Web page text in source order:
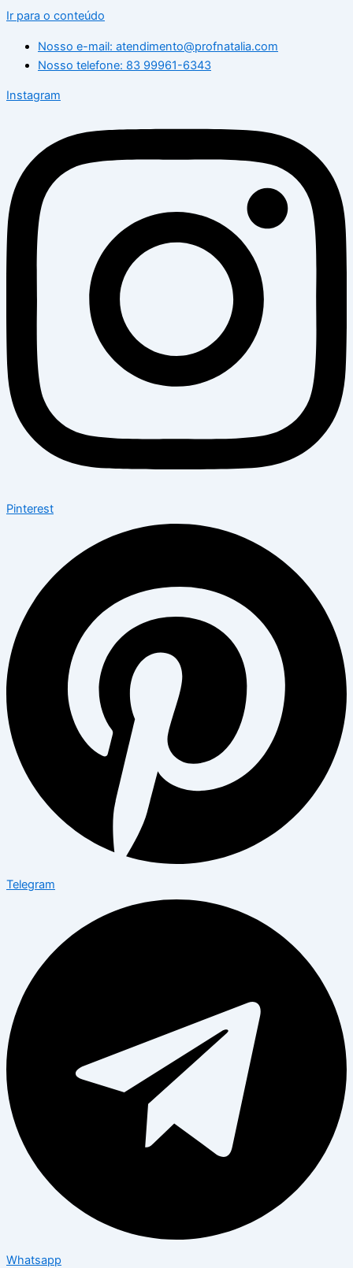
Ir para o conteúdo
Nosso e-mail: atendimento@profnatalia.com
Nosso telefone: 83 99961-6343
Instagram
Pinterest
Telegram
Whatsapp